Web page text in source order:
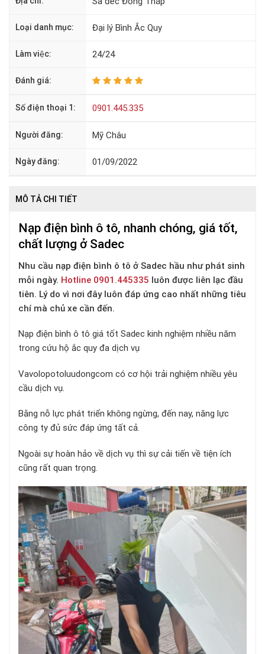
Loại danh mục: Đại lý Bình Ắc Quy
Làm việc: 24/24
Đánh giá:
Số điện thoại 1: 0901.445.335
Người đăng: Mỹ Châu
Ngày đăng: 01/09/2022
MÔ TẢ CHI TIẾT
Nạp điện bình ô tô, nhanh chóng, giá tốt,
chất lượng ở Sadec
Nhu cầu nạp điện bình ô tô ở Sadec hầu như phát sinh
mỗi ngày. Hotline 0901.445335 luôn được liên lạc đầu
tiên. Lý do vì nơi đây luôn đáp ứng cao nhất những tiêu
chí mà chủ xe cần đến.
Nạp điện bình ô tô giá tốt Sadec kinh nghiệm nhiều năm
trong cứu hộ ắc quy đa dịch vụ
Vavolopotoluudongcom có cơ hội trải nghiệm nhiều yêu
cầu dịch vụ.
Bằng nỗ lực phát triển không ngừng, đến nay, năng lực
công ty đủ sức đáp ứng tất cả.
Ngoài sự hoàn hảo về dịch vụ thì sự cải tiến về tiện ích
cũng rất quan trọng.